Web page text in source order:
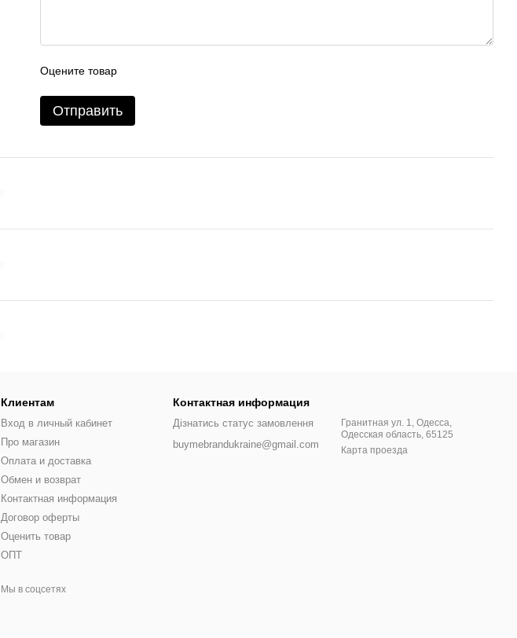
Оцените товар
Отправить
Клиентам
Вход в личный кабинет
Про магазин
Оплата и доставка
Обмен и возврат
Контактная информация
Договор оферты
Оценить товар
ОПТ
Мы в соцсетях
Контактная информация
Дізнатись статус замовлення
buymebrandukraine@gmail.com
Гранитная ул. 1, Одесса,
Одесская область, 65125
Карта проезда